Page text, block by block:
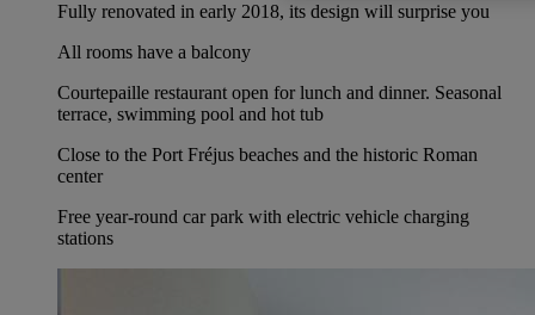
Fully renovated in early 2018, its design will surprise you
All rooms have a balcony
Courtepaille restaurant open for lunch and dinner. Seasonal
terrace, swimming pool and hot tub
Close to the Port Fréjus beaches and the historic Roman
center
Free year-round car park with electric vehicle charging
stations